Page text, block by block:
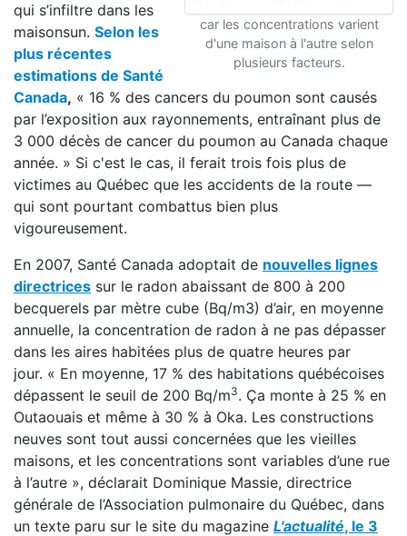
car les concentrations varient
d'une maison à l'autre selon
plusieurs facteurs.
qui s’infiltre dans les
maisonsun. Selon les
plus récentes
estimations de Santé
Canada, « 16 % des cancers du poumon sont causés
par l’exposition aux rayonnements, entraînant plus de
3 000 décès de cancer du poumon au Canada chaque
année. » Si c'est le cas, il ferait trois fois plus de
victimes au Québec que les accidents de la route —
qui sont pourtant combattus bien plus
vigoureusement.
En 2007, Santé Canada adoptait de nouvelles lignes
directrices sur le radon abaissant de 800 à 200
becquerels par mètre cube (Bq/m3) d’air, en moyenne
annuelle, la concentration de radon à ne pas dépasser
dans les aires habitées plus de quatre heures par
jour. « En moyenne, 17 % des habitations québécoises
dépassent le seuil de 200 Bq/m3. Ça monte à 25 % en
Outaouais et même à 30 % à Oka. Les constructions
neuves sont tout aussi concernées que les vieilles
maisons, et les concentrations sont variables d’une rue
à l’autre », déclarait Dominique Massie, directrice
générale de l’Association pulmonaire du Québec, dans
un texte paru sur le site du magazine L'actualité, le 3